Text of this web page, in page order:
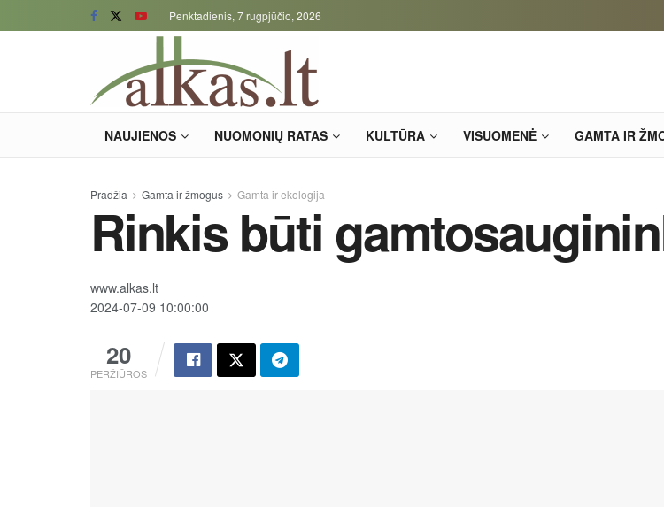
Penktadienis, 7 rugpjūčio, 2026
NAUJIENOS NUOMONIŲ RATAS KULTŪRA VISUOMENĖ GAMTA IR
Pradžia Gamta ir žmogus Gamta ir ekologija
Rinkis būti
www.alkas.lt
2024-07-09 10:00:00
20
PERŽIŪROS